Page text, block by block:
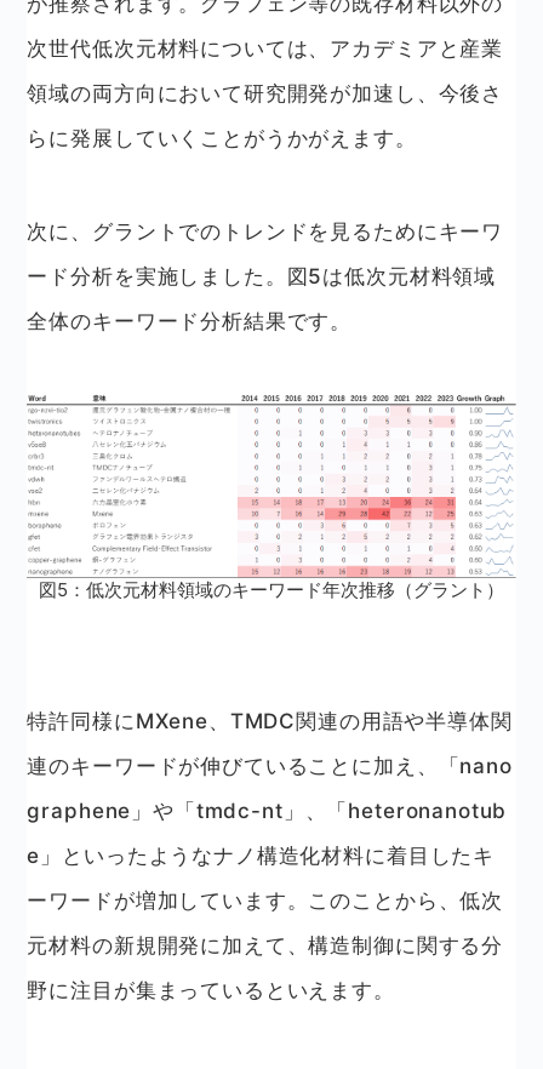
次世代低次元材料については、アカデミアと産業
領域の両方向において研究開発が加速し、今後さ
らに発展していくことがうかがえます。
次に、グラントでのトレンドを見るためにキーワ
ード分析を実施しました。図5は低次元材料領域
全体のキーワード分析結果です。
図5：低次元材料領域のキーワード年次推移（グラント）
特許同様にMXene、TMDC関連の用語や半導体関
連のキーワードが伸びていることに加え、「nano
graphene」や「tmdc-nt」、「heteronanotub
e」といったようなナノ構造化材料に着目したキ
ーワードが増加しています。このことから、低次
元材料の新規開発に加えて、構造制御に関する分
野に注目が集まっているといえます。